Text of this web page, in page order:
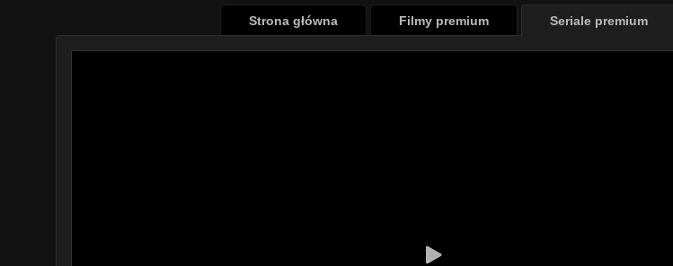
Strona główna Filmy premium Seriale premium